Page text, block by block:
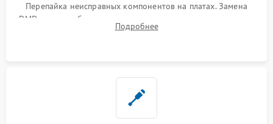
Перепайка неисправных компонентов на платах. Замена
DMD-чипа при битых пикселях, установка нового цветового
колеса или восстановление сгоревших поляризационных
Подробнее